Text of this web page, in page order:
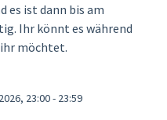
es ist dann bis am
Ihr könnt es während
möchtet.
23:00 - 23:59